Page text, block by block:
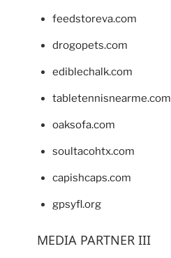
feedstoreva.com
drogopets.com
ediblechalk.com
tabletennisnearme.com
oaksofa.com
soultacohtx.com
capishcaps.com
gpsyfl.org
MEDIA PARTNER III